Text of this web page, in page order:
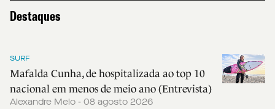
Destaques
SURF
Mafalda Cunha, de hospitalizada ao top 10
nacional em menos de meio ano (Entrevista)
Alexandre Melo - 08 agosto 2026